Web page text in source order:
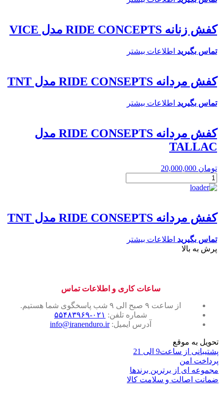
کفش زنانه RIDE CONCEPTS مدل VICE
تماس بگیرید اطلاعات بیشتر
کفش مردانه RIDE CONSEPTS مدل TNT
تماس بگیرید اطلاعات بیشتر
کفش مردانه RIDE CONSEPTS مدل
TALLAC
تومان
کفش
مردانه
مدل
TALLAC
کفش مردانه RIDE CONSEPTS مدل TNT
تماس بگیرید اطلاعات بیشتر
پرش به بالا
ساعات کاری و اطلاعات تماس
از ساعت ۹ صبح الی ۹ شب پاسخگوی شما هستیم.
شماره تلفن: ۰۲۱-۵۵۴۸۳۹۶۹
آدرس ایمیل:info@iranenduro.ir
تحویل به موقع
پشتیبانی از ساعت9 الی 21
پرداخت امن
مجموعه ای از برترین برندها
ضمانت اصالت و سلامت کالا